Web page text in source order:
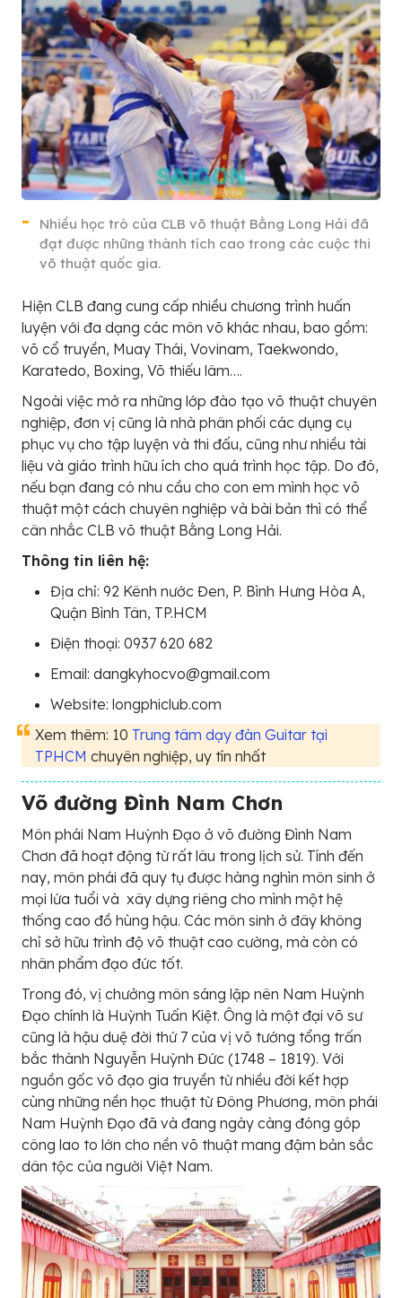
Nhiều học trò của CLB võ thuật Bằng Long Hải đã
đạt được những thành tích cao trong các cuộc thi
võ thuật quốc gia.
Hiện CLB đang cung cấp nhiều chương trình huấn
luyện với đa dạng các môn võ khác nhau, bao gồm:
võ cổ truyền, Muay Thái, Vovinam, Taekwondo,
Karatedo, Boxing, Võ thiếu lâm….
Ngoài việc mở ra những lớp đào tạo võ thuật chuyên
nghiệp, đơn vị cũng là nhà phân phối các dụng cụ
phục vụ cho tập luyện và thi đấu, cũng như nhiều tài
liệu và giáo trình hữu ích cho quá trình học tập. Do đó,
nếu bạn đang có nhu cầu cho con em mình học võ
thuật một cách chuyên nghiệp và bài bản thì có thể
cân nhắc CLB võ thuật Bằng Long Hải.
Thông tin liên hệ:
Địa chỉ: 92 Kênh nước Đen, P. Bình Hưng Hòa A,
Quận Bình Tân, TP.HCM
Điện thoại: 0937 620 682
Email: dangkyhocvo@gmail.com
Website: longphiclub.com
Xem thêm: 10 Trung tâm dạy đàn Guitar tại
TPHCM chuyên nghiệp, uy tín nhất
Võ đường Đình Nam Chơn
Môn phái Nam Huỳnh Đạo ở võ đường Đình Nam
Chơn đã hoạt động từ rất lâu trong lịch sử. Tính đến
nay, môn phái đã quy tụ được hàng nghìn môn sinh ở
mọi lứa tuổi và xây dựng riêng cho mình một hệ
thống cao đồ hùng hậu. Các môn sinh ở đây không
chỉ sở hữu trình độ võ thuật cao cường, mà còn có
nhân phẩm đạo đức tốt.
Trong đó, vị chưởng môn sáng lập nên Nam Huỳnh
Đạo chính là Huỳnh Tuấn Kiệt. Ông là một đại võ sư
cũng là hậu duệ đời thứ 7 của vị võ tướng tổng trấn
bắc thành Nguyễn Huỳnh Đức (1748 – 1819). Với
nguồn gốc võ đạo gia truyền từ nhiều đời kết hợp
cùng những nền học thuật từ Đông Phương, môn phái
Nam Huỳnh Đạo đã và đang ngày càng đóng góp
công lao to lớn cho nền võ thuật mang đậm bản sắc
dân tộc của người Việt Nam.